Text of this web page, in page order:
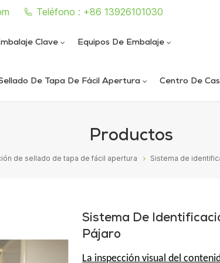
Teléfono : +86 13926101030
Clave Equipos De Embalaje
De Tapa De Fácil Apertura Centro De
Productos
de sellado de tapa de fácil apertura Sistema de
Sistema De
Pájaro
La inspección visual del